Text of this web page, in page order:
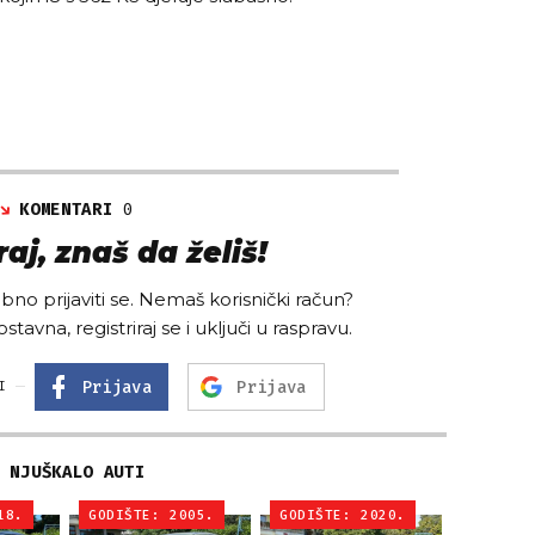
KOMENTARI0
znaš da želiš!
prijaviti se. Nemaš korisnički račun?
registriraj se i uključi u raspravu.
Prijava Prijava
NJUŠKALO AUTI
GODIŠTE: 2020.
GODIŠTE: 2005.